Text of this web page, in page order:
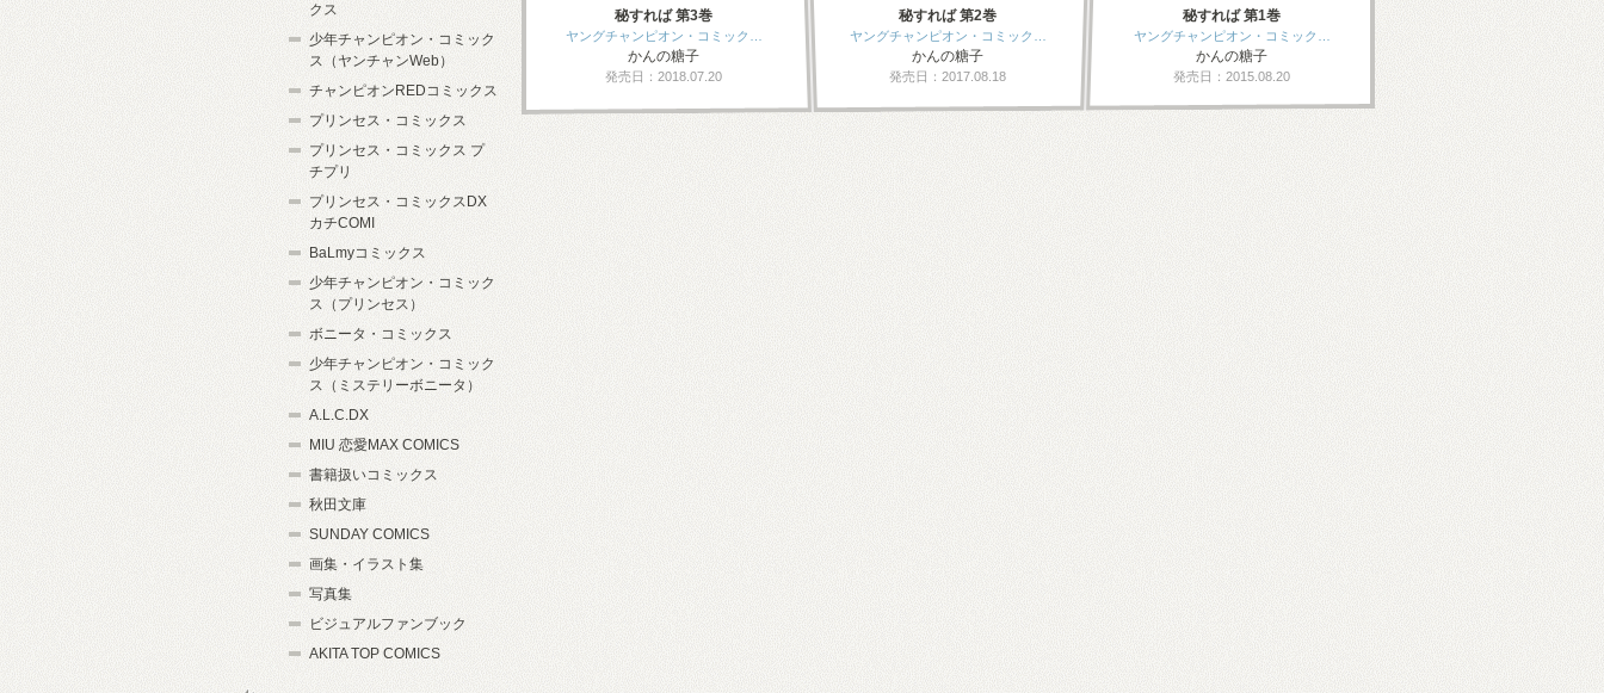
秘すれば 第3巻
ヤングチャンピオン・コミック…
かんの糖子
発売日：2018.07.20
秘すれば 第2巻
ヤングチャンピオン・コミック…
かんの糖子
発売日：2017.08.18
秘すれば 第1巻
ヤングチャンピオン・コミック…
かんの糖子
発売日：2015.08.20
クス
少年チャンピオン・コミック
ス（ヤンチャンWeb）
チャンピオンREDコミックス
プリンセス・コミックス
プリンセス・コミックス プ
チプリ
プリンセス・コミックスDX
カチCOMI
BaLmyコミックス
少年チャンピオン・コミック
ス（プリンセス）
ボニータ・コミックス
少年チャンピオン・コミック
ス（ミステリーボニータ）
A.L.C.DX
MIU 恋愛MAX COMICS
書籍扱いコミックス
秋田文庫
SUNDAY COMICS
画集・イラスト集
写真集
ビジュアルファンブック
AKITA TOP COMICS